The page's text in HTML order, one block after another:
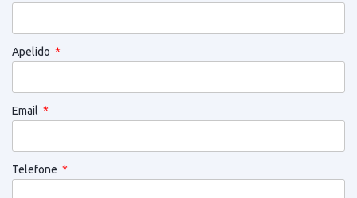
Apelido
Email
Telefone